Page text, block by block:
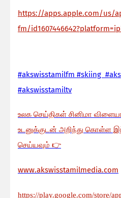
https://apps.apple.com/us/
fm/
#akswisstamilfm #skiing
#akswisstamiltv
உலக செய்திகள் சினிமா
உடனுக்குடன் அறிந்து கொள்ள
செய்யவும் 👉
www.akswisstamilmedia.com
https://play.google.com/store/